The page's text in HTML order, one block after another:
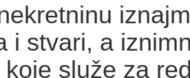
i stvari, a
služe za